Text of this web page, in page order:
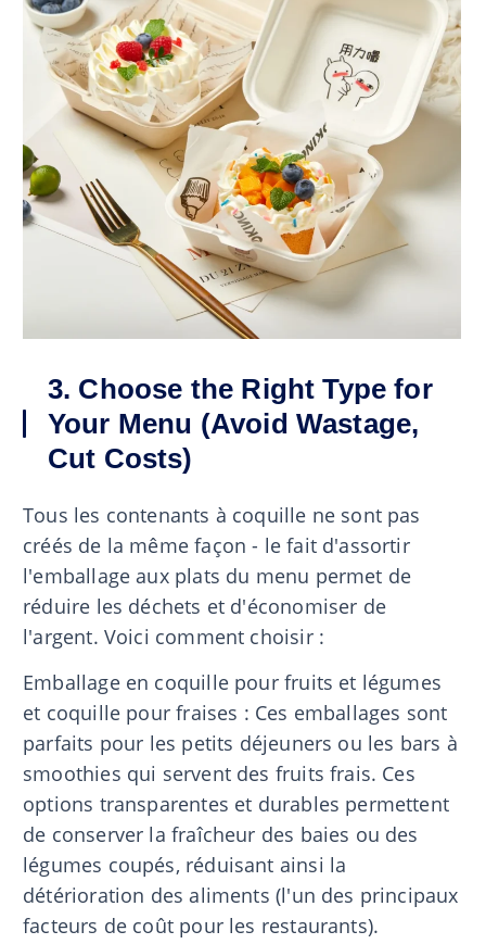
3. Choose the Right Type for
Your Menu (Avoid Wastage,
Cut Costs)
Tous les contenants à coquille ne sont pas
créés de la même façon - le fait d'assortir
l'emballage aux plats du menu permet de
réduire les déchets et d'économiser de
l'argent. Voici comment choisir :
Emballage en coquille pour fruits et légumes
et coquille pour fraises : Ces emballages sont
parfaits pour les petits déjeuners ou les bars à
smoothies qui servent des fruits frais. Ces
options transparentes et durables permettent
de conserver la fraîcheur des baies ou des
légumes coupés, réduisant ainsi la
détérioration des aliments (l'un des principaux
facteurs de coût pour les restaurants).